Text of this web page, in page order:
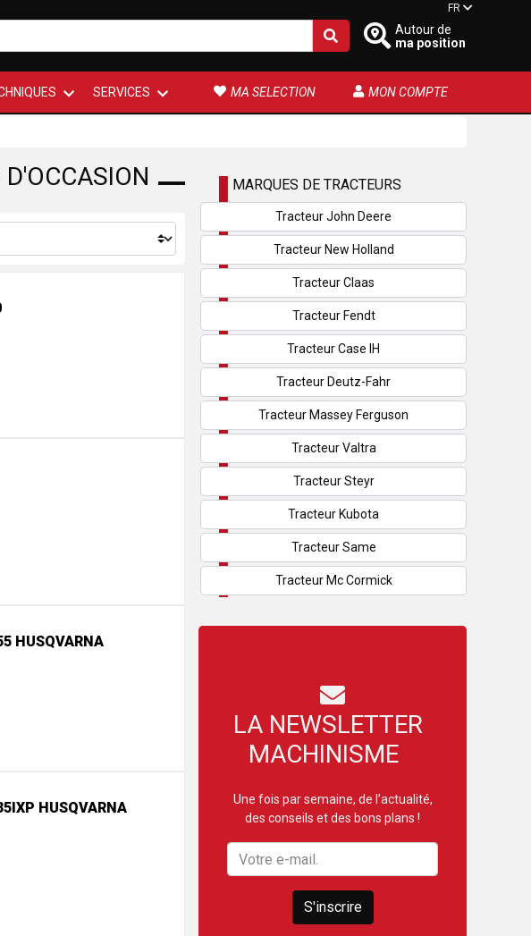
Autour de
ma position
FR
SERVICES MA SELECTION MON COMPTE
HUSQVARNA
HUSQVARNA
MARQUES DE TRACTEURS
Tracteur John Deere
Tracteur New Holland
Tracteur Claas
Tracteur Fendt
Tracteur Case IH
Tracteur Deutz-Fahr
Tracteur Massey Ferguson
Tracteur Valtra
Tracteur Steyr
Tracteur Kubota
Tracteur Same
Tracteur Mc Cormick
LA NEWSLETTER
MACHINISME
Une fois par semaine, de l’actualité,
des conseils et des bons plans !
S'inscrire